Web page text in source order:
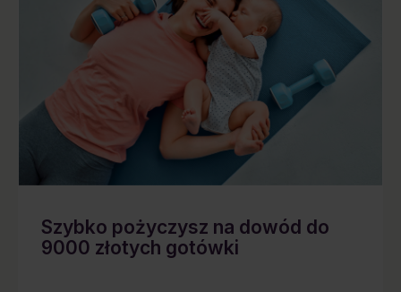
Szybko pożyczysz na dowód do
9000 złotych gotówki